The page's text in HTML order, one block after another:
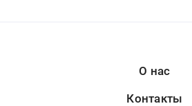
О нас
Контакты